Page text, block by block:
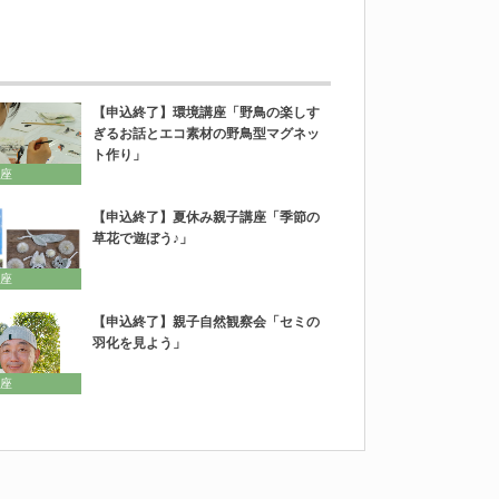
【申込終了】環境講座「野鳥の楽しす
ぎるお話とエコ素材の野鳥型マグネッ
ト作り」
【申込終了】夏休み親子講座「季節の
草花で遊ぼう♪」
【申込終了】親子自然観察会「セミの
羽化を見よう」